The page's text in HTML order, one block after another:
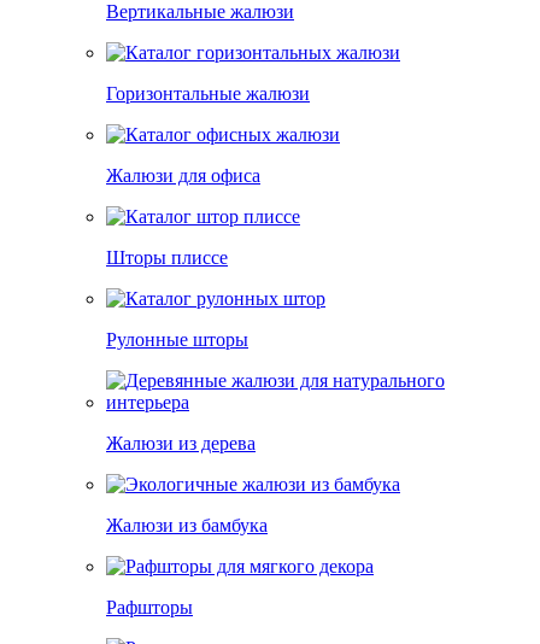
Вертикальные жалюзи
Горизонтальные жалюзи
Жалюзи для офиса
Шторы плиссе
Рулонные шторы
Жалюзи из дерева
Жалюзи из бамбука
Рафшторы